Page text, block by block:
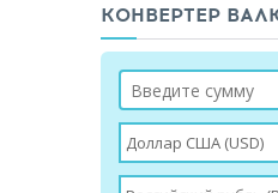
КОНВЕРТЕР